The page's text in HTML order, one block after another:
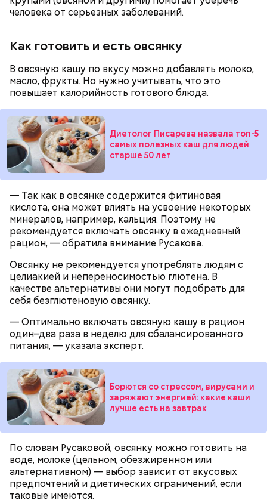
человека от серьезных заболеваний.
Как готовить и есть овсянку
В овсяную кашу по вкусу можно добавлять молоко,
масло, фрукты. Но нужно учитывать, что это
повышает калорийность готового блюда.
Диетолог Писарева назвала топ-5
самых полезных каш для людей
старше 50 лет
— Так как в овсянке содержится фитиновая
кислота, она может влиять на усвоение некоторых
минералов, например, кальция. Поэтому не
рекомендуется включать овсянку в ежедневный
рацион, — обратила внимание Русакова.
Овсянку не рекомендуется употреблять людям с
целиакией и непереносимостью глютена. В
качестве альтернативы они могут подобрать для
себя безглютеновую овсянку.
— Оптимально включать овсяную кашу в рацион
один–два раза в неделю для сбалансированного
питания, — указала эксперт.
Борются со стрессом, вирусами и
заряжают энергией: какие каши
лучше есть на завтрак
По словам Русаковой, овсянку можно готовить на
воде, молоке (цельном, обезжиренном или
альтернативном) — выбор зависит от вкусовых
предпочтений и диетических ограничений, если
таковые имеются.